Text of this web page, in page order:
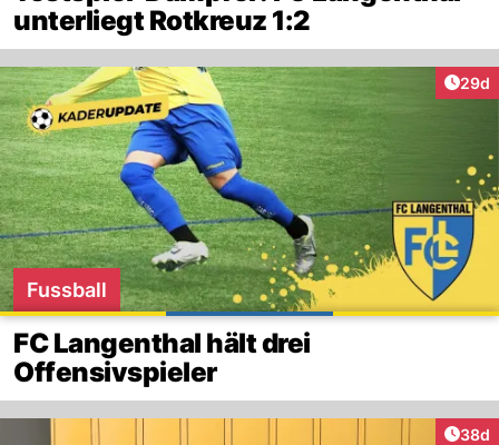
unterliegt Rotkreuz 1:2
29d
Fussball
FC Langenthal hält drei
Offensivspieler
38d